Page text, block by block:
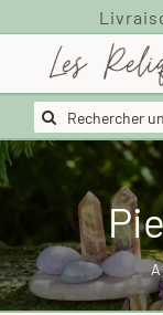
contenu
Rechercher: